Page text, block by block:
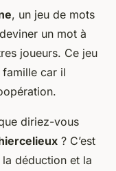
, un jeu de mots
un mot à
joueurs. Ce jeu
car il
diriez-vous
? C’est
la déduction et la